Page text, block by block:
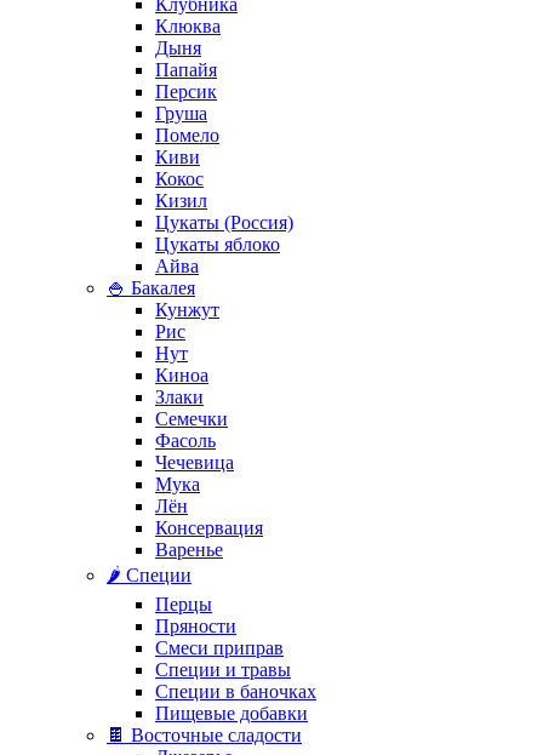
Клубника
Клюква
Дыня
Папайя
Персик
Груша
Помело
Киви
Кокос
Кизил
Цукаты (Россия)
Цукаты яблоко
Айва
🍚 Бакалея
Кунжут
Рис
Нут
Киноа
Злаки
Семечки
Фасоль
Чечевица
Мука
Лён
Консервация
Варенье
🌶️ Специи
Перцы
Пряности
Смеси приправ
Специи и травы
Специи в баночках
Пищевые добавки
🍫 Восточные сладости